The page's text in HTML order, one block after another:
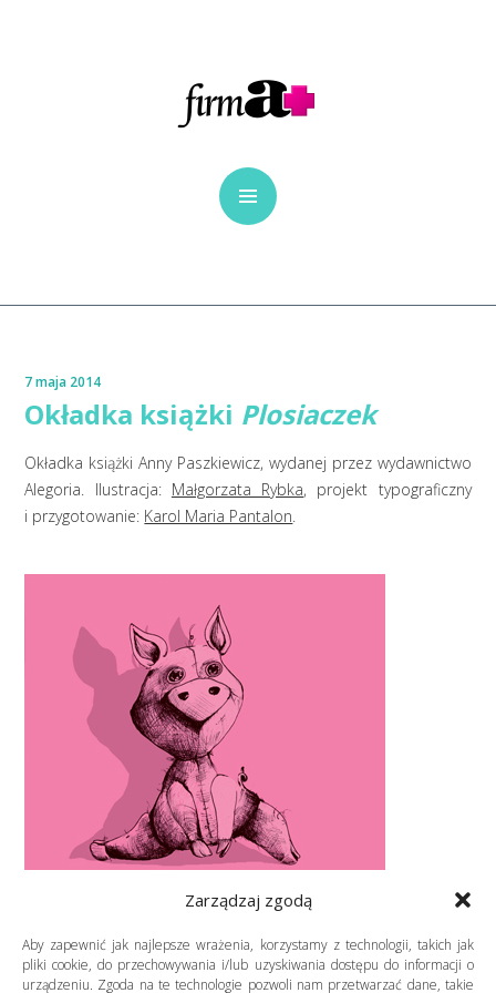
Zarządzaj zgodą
Aby zapewnić jak najlepsze wrażenia, korzystamy z technologii, takich jak
pliki cookie, do przechowywania i/lub uzyskiwania dostępu do informacji o
urządzeniu. Zgoda na te technologie pozwoli nam przetwarzać dane, takie
7 maja 2014
Okładka książki Plosiaczek
Okładka książki Anny Paszkiewicz, wydanej przez wydawnictwo
Alegoria. Ilustracja: Małgorzata Rybka, projekt typograficzny
i przygotowanie: Karol Maria Pantalon.